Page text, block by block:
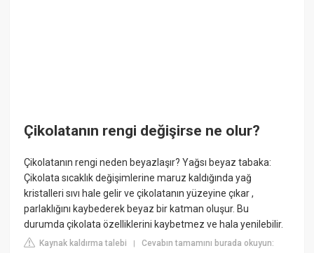
Çikolatanın rengi değişirse ne olur?
Çikolatanın rengi neden beyazlaşır? Yağsı beyaz tabaka:
Çikolata sıcaklık değişimlerine maruz kaldığında yağ
kristalleri sıvı hale gelir ve çikolatanın yüzeyine çıkar ,
parlaklığını kaybederek beyaz bir katman oluşur. Bu
durumda çikolata özelliklerini kaybetmez ve hala yenilebilir.
Kaynak kaldırma talebi |Cevabın tamamını burada okuyun: